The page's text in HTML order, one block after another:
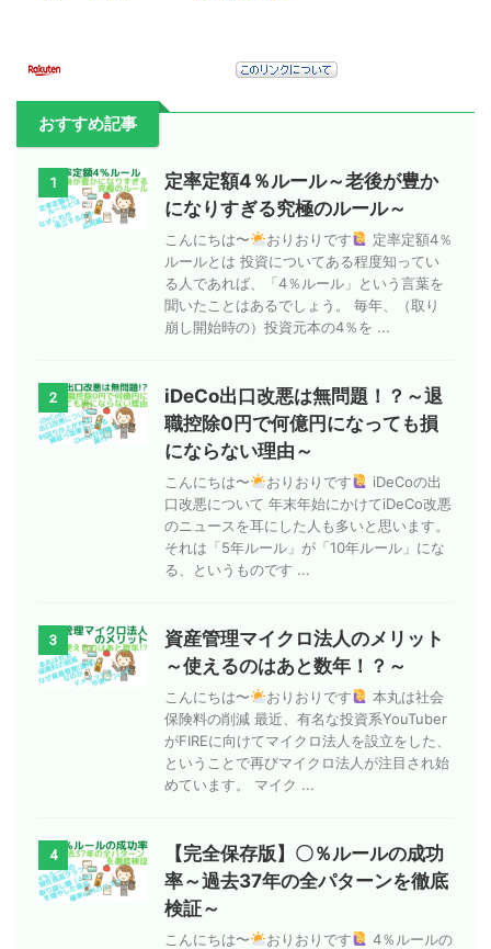
おすすめ記事
1
定率定額4％ルール～老後が豊か
になりすぎる究極のルール～
こんにちは〜 おりおりです
定率定額4％
ルールとは 投資についてある程度知ってい
る人であれば、「4％ルール」という言葉を
聞いたことはあるでしょう。 毎年、（取り
崩し開始時の）投資元本の4％を ...
2
iDeCo出口改悪は無問題！？～退
職控除0円で何億円になっても損
にならない理由～
こんにちは〜 おりおりです
iDeCoの出
口改悪について 年末年始にかけてiDeCo改悪
のニュースを耳にした人も多いと思います。
それは「5年ルール」が「10年ルール」にな
る、というものです ...
3
資産管理マイクロ法人のメリット
～使えるのはあと数年！？～
こんにちは〜 おりおりです
本丸は社会
保険料の削減 最近、有名な投資系YouTuber
がFIREに向けてマイクロ法人を設立をした、
ということで再びマイクロ法人が注目され始
めています。 マイク ...
4
【完全保存版】〇％ルールの成功
率～過去37年の全パターンを徹底
検証～
こんにちは〜 おりおりです 4％ルールの